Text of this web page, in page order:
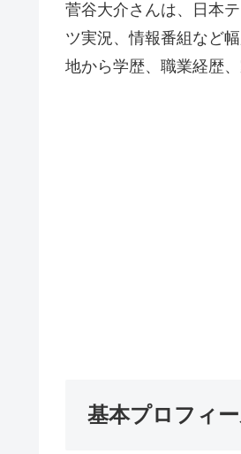
菅谷大介さんは、日本
ツ実況、情報番組など
地から学歴、職業経歴
基本プロフィ